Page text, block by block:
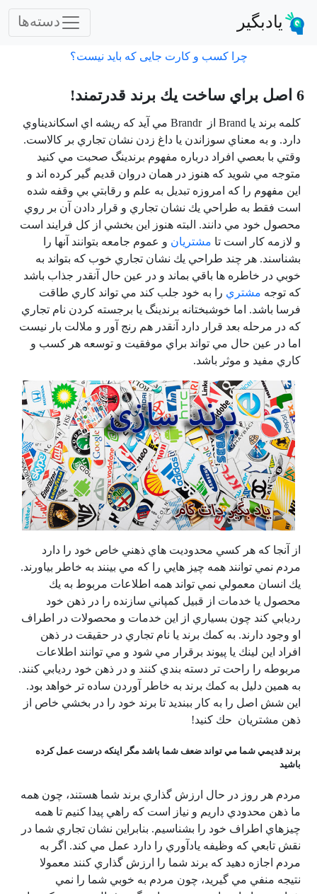
یادبگیر دسته‌ها
چرا کسب و کارت جایی که باید نیست؟
6 اصل براي ساخت يك برند قدرتمند!
كلمه برند يا Brand از Brandr
مي آيد كه ريشه اي اسكانديناوي
دارد. و به معناي سوزاندن يا داغ زدن نشان تجاري بر كالاست.
وقتي با بعصي افراد درباره مفهوم برندينگ صحبت مي كنيد
متوجه مي شويد كه هنوز در همان دروان قديم گير كرده اند و
اين مفهوم را كه امروزه تبديل به علم و رقابتي بي وقفه شده
است فقط به طراحي يك نشان تجاري و قرار دادن آن بر روي
محصول خود مي دانند. البته هنوز اين بخشي از كل فرايند است
و لازمه كار است تا مشتريان و عموم جامعه بتوانند آنها را
بشناسند. هر چند طراحي يك نشان تجاري خوب كه بتواند به
خوبي در خاطره ها باقي بماند و در عين حال آنقدر جذاب باشد
كه توجه مشتري را به خود جلب كند مي تواند كاري طاقت
فرسا باشد. اما خوشبختانه برندينگ يا برجسته كردن نام تجاري
كه در مرحله بعد قرار دارد آنقدر هم رنج آور و ملالت بار نيست
اما در عين حال مي تواند براي موفقيت و توسعه هر كسب و
كاري مفيد و موثر باشد.
از آنجا كه هر كسي محدوديت هاي ذهني خاص خود را دارد
مردم نمي توانند همه چيز هايي را كه مي بينند به خاطر بياورند.
يك انسان معمولي نمي تواند همه اطلاعات مربوط به يك
محصول يا خدمات از قبيل كمپاني سازنده را در ذهن خود
رديابي كند چون بسياري از اين خدمات و محصولات در اطراف
او وجود دارند. به كمك برند يا نام تجاري در حقيقت در ذهن
افراد اين لينك يا پيوند برقرار مي شود و مي توانند اطلاعات
مربوطه را راحت تر دسته بندي كنند و در ذهن خود رديابي كنند.
به همين دليل به كمك برند به خاطر آوردن ساده تر خواهد بود.
اين شش اصل را به كار ببنديد تا برند خود را در بخشي خاص از
ذهن مشتريان حك كنيد!
برند قديمي شما مي تواند ضعف شما باشد مگر اينكه درست عمل كرده
باشيد
مردم هر روز در حال ارزش گذاري برند شما هستند، چون همه
ما ذهن محدودي داريم و نياز است كه راهي پيدا كنيم تا همه
چيزهاي اطراف خود را بشناسيم. بنابراين نشان تجاري شما در
نقش تابعي كه وظيفه يادآوري را دارد عمل مي كند. اگر به
مردم اجازه دهيد كه برند شما را ارزش گذاري كنند معمولا
نتيجه منفي مي گيريد، چون مردم به خوبي شما را نمي